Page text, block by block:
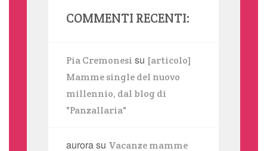
COMMENTI RECENTI:
Pia Cremonesi su [articolo]
Mamme single del nuovo
millennio, dal blog di
"Panzallaria"
aurorasu Vacanze mamme